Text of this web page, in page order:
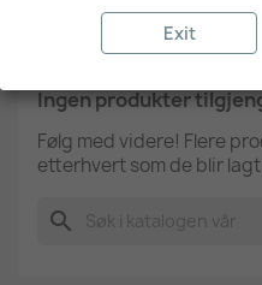
PRISREDUKSJON
Ingen produkter
Følg med videre! Flere
etterhvert som de blir
search
Exit